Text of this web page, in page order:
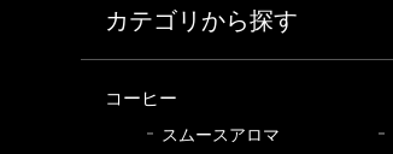
カテゴリから探す
コーヒー
スムースアロマ